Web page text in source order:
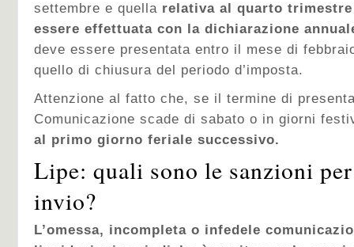
settembre e quella relativa al quarto
essere effettuata con la dichiarazione
deve essere presentata entro il mese di
quello di chiusura del periodo d’imposta.
Attenzione al fatto che, se il termine di
Comunicazione scade di sabato o in giorni
al primo giorno feriale successivo.
Lipe: quali sono le sanzioni
invio?
L’omessa, incompleta o infedele